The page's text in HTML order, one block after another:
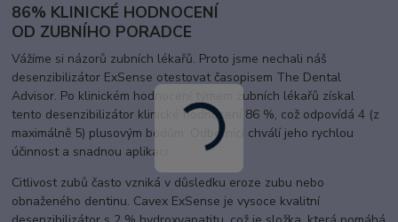
86% KLINICKÉ HODNOCENÍ
OD ZUBNÍHO PORADCE
Vážíme si názorů zubních lékařů. Proto jsme nechali náš
desenzibilizátor ExSense otestovat časopisem The Dental
Advisor. Po klinickém hodnocení týmem zubních lékařů získal
tento desenzibilizátor klinické hodnocení 86 %, což odpovídá 4 (z
maximálně 5) plusovým bodům. Odborníci chválí jeho rychlou
účinnost a snadnou aplikaci.
Citlivost zubů často vzniká v důsledku eroze zubu nebo
obnaženého dentinu. Cavex ExSense je vysoce kvalitní